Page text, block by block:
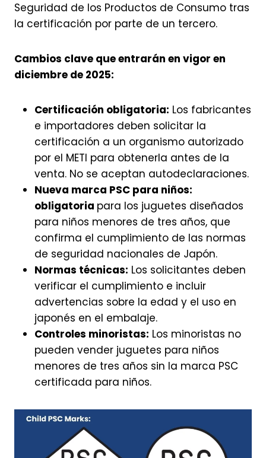
Seguridad de los Productos de Consumo tras
la certificación por parte de un tercero.
Cambios clave que entrarán en vigor en
diciembre de 2025:
Certificación obligatoria: Los fabricantes
e importadores deben solicitar la
certificación a un organismo autorizado
por el METI para obtenerla antes de la
venta. No se aceptan autodeclaraciones.
Nueva marca PSC para niños:
obligatoria para los juguetes diseñados
para niños menores de tres años, que
confirma el cumplimiento de las normas
de seguridad nacionales de Japón.
Normas técnicas: Los solicitantes deben
verificar el cumplimiento e incluir
advertencias sobre la edad y el uso en
japonés en el embalaje.
Controles minoristas: Los minoristas no
pueden vender juguetes para niños
menores de tres años sin la marca PSC
certificada para niños.